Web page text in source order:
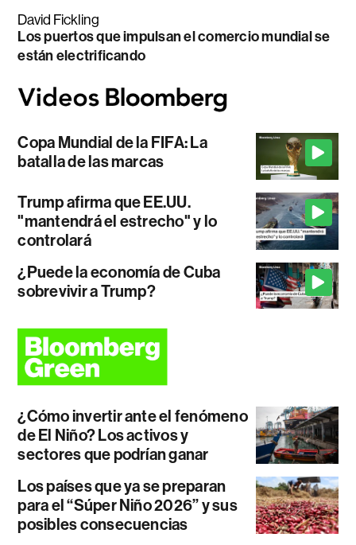
David Fickling
Los puertos que impulsan el comercio mundial se
están electrificando
Copa Mundial de la FIFA: La
batalla de las marcas
Trump afirma que EE.UU.
"mantendrá el estrecho" y lo
controlará
¿Puede la economía de Cuba
sobrevivir a Trump?
¿Cómo invertir ante el fenómeno
de El Niño? Los activos y
sectores que podrían ganar
Los países que ya se preparan
para el “Súper Niño 2026” y sus
posibles consecuencias